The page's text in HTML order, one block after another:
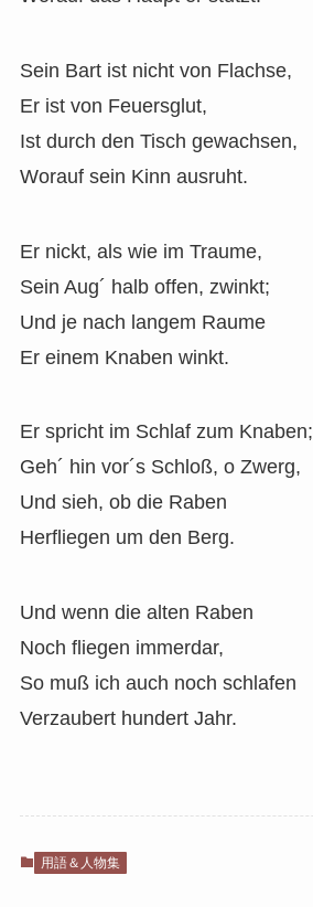
Sein Bart ist nicht von Flachse,
Er ist von Feuersglut,
Ist durch den Tisch gewachsen,
Worauf sein Kinn ausruht.
Er nickt, als wie im Traume,
Sein Aug´ halb offen, zwinkt;
Und je nach langem Raume
Er einem Knaben winkt.
Er spricht im Schlaf zum Knaben;
Geh´ hin vor´s Schloß, o Zwerg,
Und sieh, ob die Raben
Herfliegen um den Berg.
Und wenn die alten Raben
Noch fliegen immerdar,
So muß ich auch noch schlafen
Verzaubert hundert Jahr.
用語＆人物集